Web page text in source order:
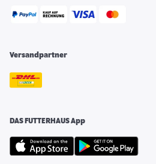
Versandpartner
DAS FUTTERHAUS App